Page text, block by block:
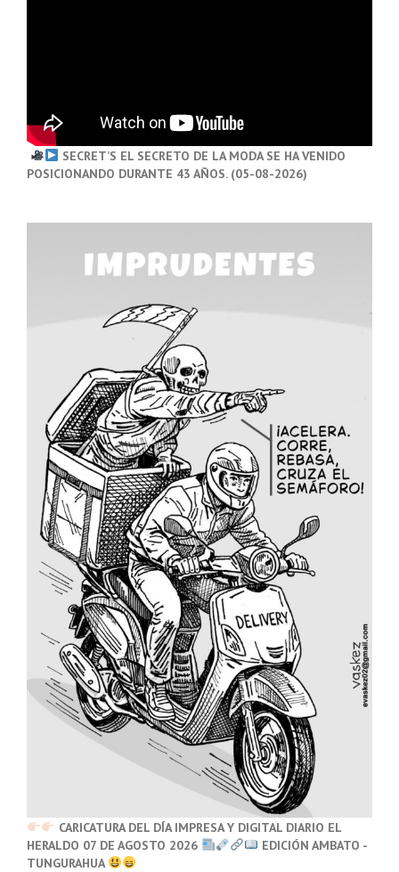
SECRET’S EL SECRETO DE LA MODA SE HA VENIDO
POSICIONANDO DURANTE 43 AÑOS. (05-08-2026)
CARICATURA DEL DÍA IMPRESA Y DIGITAL DIARIO EL
HERALDO 07 DE AGOSTO 2026
EDICIÓN AMBATO -
TUNGURAHUA